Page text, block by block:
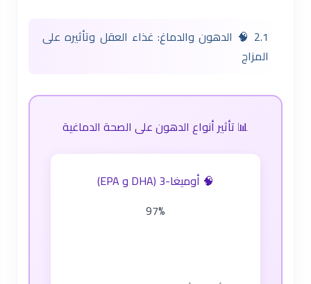
2.1 🧠 الدهون والدماغ: غذاء العقل وتأثيره على
المزاج
📊 تأثير أنواع الدهون على الصحة الدماغية
🧠 أوميغا-3 (DHA و EPA)
97%